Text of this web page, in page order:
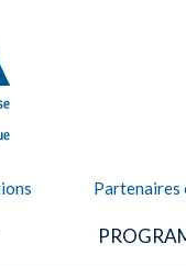
Partenaires